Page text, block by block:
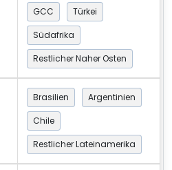
GCC
Türkei
Südafrika
Restlicher Naher Osten
Brasilien
Argentinien
Chile
Restlicher Lateinamerika